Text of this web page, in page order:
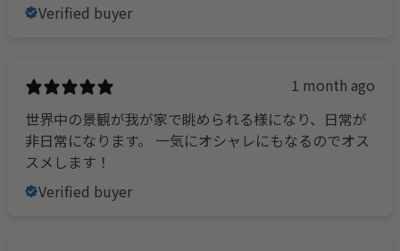
Verified buyer
1 month ago
世界中の景観が我が家で眺められる様になり、日常が
非日常になります。 一気にオシャレにもなるのでオス
スメします！
Verified buyer